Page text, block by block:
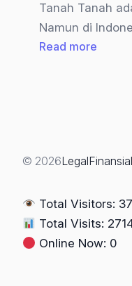
Tanah Tanah
Namun di
Read more
RISIKO
© 2026
Total Visitors: 37
Total Visits:
Online Now: 0